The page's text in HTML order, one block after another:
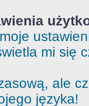
mi się
ale
języka!